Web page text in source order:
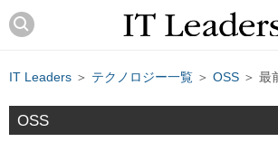
IT Leaders ＞ テクノロジー一覧 ＞ OSS ＞ 最
OSS